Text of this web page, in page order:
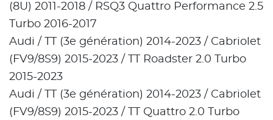
(8U) 2011-2018 / RSQ3 Quattro Performance 2.5
Turbo 2016-2017
Audi / TT (3e génération) 2014-2023 / Cabriolet
(FV9/8S9) 2015-2023 / TT Roadster 2.0 Turbo
2015-2023
Audi / TT (3e génération) 2014-2023 / Cabriolet
(FV9/8S9) 2015-2023 / TT Quattro 2.0 Turbo